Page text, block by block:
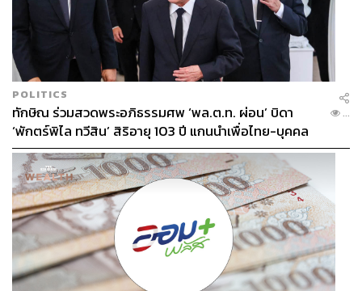
POLITICS
ทักษิณ ร่วมสวดพระอภิธรรมศพ ‘พล.ต.ท. ผ่อน’ บิดา
‘พักตร์พิไล ทวีสิน’ สิริอายุ 103 ปี แกนนำเพื่อไทย-บุคคล
หลากวงการร่วมอาลัย
...